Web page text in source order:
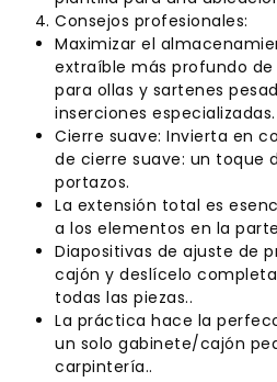
Consejos profesionales:
Maximizar el
extraíble más profundo
para ollas y sartenes
inserciones especializadas.
Cierre suave: Invierta en
de cierre suave: un toque
portazos.
La extensión total es
a los elementos en la
Diapositivas de ajuste de
cajón y deslícelo
todas las piezas..
La práctica hace la
un solo gabinete/cajón
carpintería..